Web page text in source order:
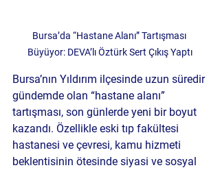
Bursa’da “Hastane Alanı” Tartışması
Büyüyor: DEVA’lı Öztürk Sert Çıkış Yaptı
Bursa’nın Yıldırım ilçesinde uzun süredir
gündemde olan “hastane alanı”
tartışması, son günlerde yeni bir boyut
kazandı. Özellikle eski tıp fakültesi
hastanesi ve çevresi, kamu hizmeti
beklentisinin ötesinde siyasi ve sosyal